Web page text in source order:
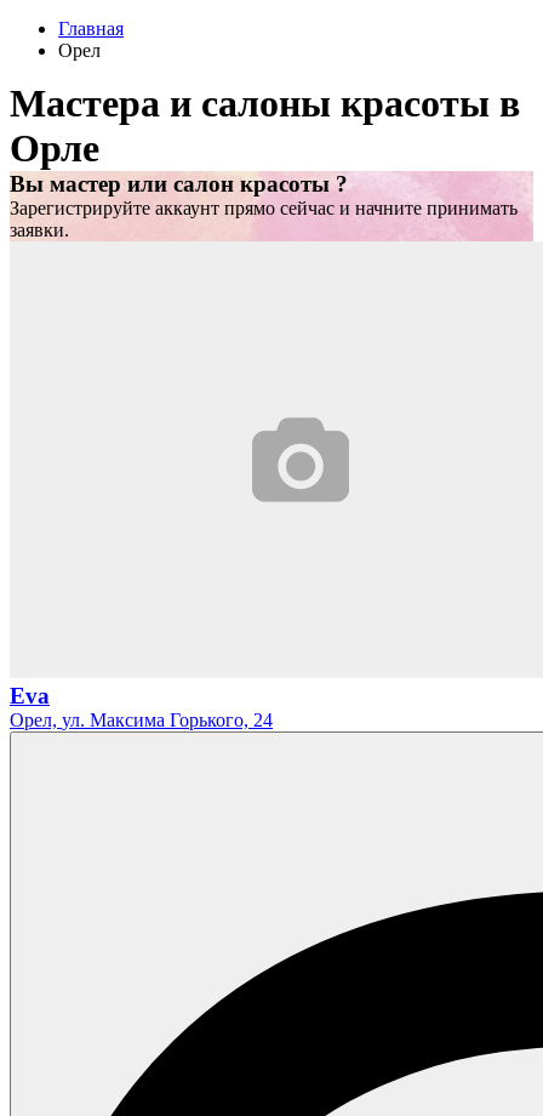
Главная
Орел
Мастера и салоны красоты в
Орле
Вы мастер или салон красоты ?
Зарегистрируйте аккаунт прямо сейчас и начните принимать
заявки.
Eva
Орел, ул. Максима Горького, 24